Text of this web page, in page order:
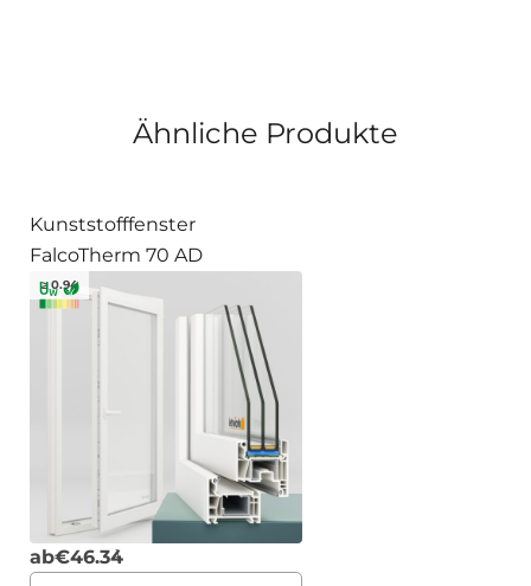
Ähnliche Produkte
Kunststofffenster
FalcoTherm 70 AD
≥ 0.94
ab€46.34